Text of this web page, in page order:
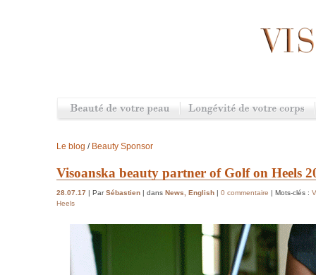
Le blog / Beauty Sponsor
Visoanska beauty partner of Golf on Heels
28.07.17 | ParSébastien | dans News, English | 0 commentaire | Mots-clés :
Heels